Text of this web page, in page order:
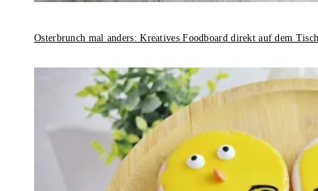
Osterbrunch mal anders: Kreatives Foodboard direkt auf dem